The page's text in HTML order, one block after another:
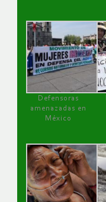
Defensoras
amenazadas en
México